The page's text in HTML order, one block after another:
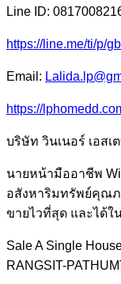
Line ID:
https://line.me/ti/p/
Email:
https://
บริษัท วินเนอร์ เอสเ
นายหน้ามืออาชีพ
อสังหาริมทรัพย์คุณ
ขายไวที่สุด และได้
Sale A Single
RANGSIT-